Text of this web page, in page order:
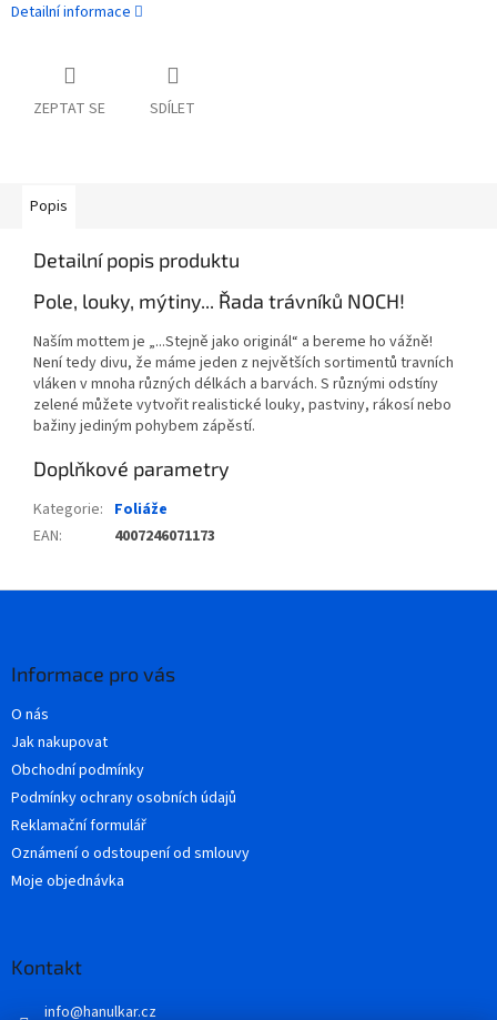
Detailní informace
ZEPTAT SE SDÍLET
Popis
Detailní popis produktu
Pole, louky, mýtiny... Řada trávníků NOCH!
Naším mottem je „...Stejně jako originál“ a bereme ho vážně!
Není tedy divu, že máme jeden z největších sortimentů travních
vláken v mnoha různých délkách a barvách. S různými odstíny
zelené můžete vytvořit realistické louky, pastviny, rákosí nebo
bažiny jediným pohybem zápěstí.
Doplňkové parametry
Kategorie: Foliáže
EAN: 4007246071173
Informace pro vás
O nás
Jak nakupovat
Obchodní podmínky
Podmínky ochrany osobních údajů
Reklamační formulář
Oznámení o odstoupení od smlouvy
Moje objednávka
Kontakt
info@hanulkar.cz